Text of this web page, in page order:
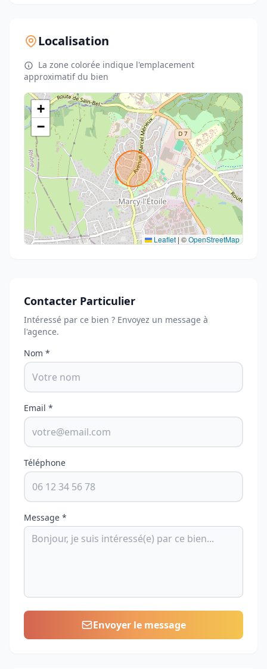
Localisation
La zone colorée indique l'emplacement
approximatif du bien
+
−
Leaflet | ©OpenStreetMap
Contacter Particulier
Intéressé par ce bien ? Envoyez un message à
l'agence.
Nom *
Email *
Téléphone
Message *
Envoyer le message